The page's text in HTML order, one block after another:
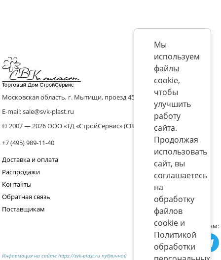
Московская область, г. Мытищи, проезд 4536 владение 8, стр.10
E-mail: sale@svk-plast.ru
© 2007 — 2026 ООО «ТД «СтройСервис» (СВК)
+7 (495) 989-11-40
Доставка и оплата
Распродажи
Контакты
Обратная связь
Поставщикам
Присоединяйтесь к нам:
Информация на сайте https://svk-plast.ru публичной
Мы
используем
файлы
cookie,
чтобы
улучшить
работу
сайта.
Продолжая
использовать
сайт, вы
соглашаетесь
на
обработку
файлов
cookie и
Политикой
обработки